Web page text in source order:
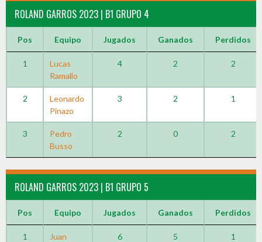
ROLAND GARROS 2023 | B1 GRUPO 4
Pos Equipo Jugados Ganados Perdidos
1
Lucas
Ramallo
4 2 2
2
Leonardo
Pinazo
3 2 1
3
Pedro
Busso
2 0 2
ROLAND GARROS 2023 | B1 GRUPO 5
Pos Equipo Jugados Ganados Perdidos
1
Juan
6 5 1